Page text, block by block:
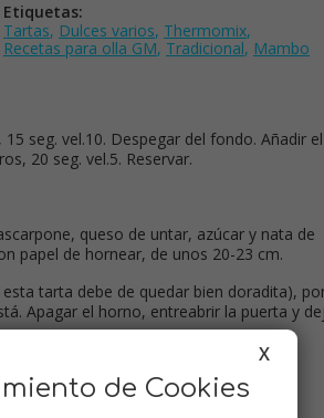
Etiquetas:
Tartas, Dulces varios, Thermomix,
Recetas para olla GM, Tradicional, Mambo
seg. vel.10. Despegar del fondo. Añadir el
20 seg. vel.5. Reservar.
queso de untar, azúcar y nata de
papel de hornear, de unos 20-23 cm.
tarta debe de quedar bien doradita),
Apagar el horno, entreabrir la puerta y
X
de Cookies